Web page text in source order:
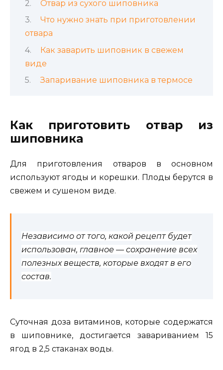
Отвар из сухого шиповника
Что нужно знать при приготовлении
отвара
Как заварить шиповник в свежем
виде
Запаривание шиповника в термосе
Как приготовить отвар из
шиповника
Для приготовления отваров в основном
используют ягоды и корешки. Плоды берутся в
свежем и сушеном виде.
Независимо от того, какой рецепт будет
использован, главное — сохранение всех
полезных веществ, которые входят в его
состав.
Суточная доза витаминов, которые содержатся
в шиповнике, достигается завариванием 15
ягод в 2,5 стаканах воды.